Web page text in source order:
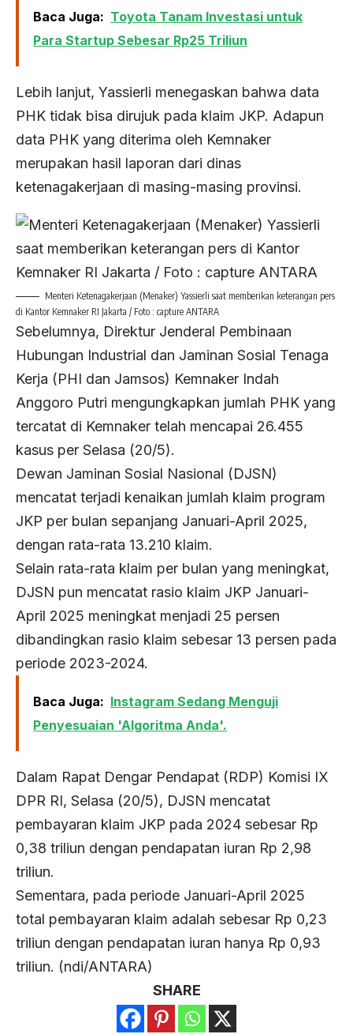
Baca Juga: Toyota Tanam Investasi untuk
Para Startup Sebesar Rp25 Triliun
Lebih lanjut, Yassierli menegaskan bahwa data
PHK tidak bisa dirujuk pada klaim JKP. Adapun
data PHK yang diterima oleh Kemnaker
merupakan hasil laporan dari dinas
ketenagakerjaan di masing-masing provinsi.
Menteri Ketenagakerjaan (Menaker) Yassierli saat memberikan keterangan pers
di Kantor Kemnaker RI Jakarta / Foto : capture ANTARA
Sebelumnya, Direktur Jenderal Pembinaan
Hubungan Industrial dan Jaminan Sosial Tenaga
Kerja (PHI dan Jamsos) Kemnaker Indah
Anggoro Putri mengungkapkan jumlah PHK yang
tercatat di Kemnaker telah mencapai 26.455
kasus per Selasa (20/5).
Dewan Jaminan Sosial Nasional (DJSN)
mencatat terjadi kenaikan jumlah klaim program
JKP per bulan sepanjang Januari-April 2025,
dengan rata-rata 13.210 klaim.
Selain rata-rata klaim per bulan yang meningkat,
DJSN pun mencatat rasio klaim JKP Januari-
April 2025 meningkat menjadi 25 persen
dibandingkan rasio klaim sebesar 13 persen pada
periode 2023-2024.
Baca Juga: Instagram Sedang Menguji
Penyesuaian 'Algoritma Anda'.
Dalam Rapat Dengar Pendapat (RDP) Komisi IX
DPR RI, Selasa (20/5), DJSN mencatat
pembayaran klaim JKP pada 2024 sebesar Rp
0,38 triliun dengan pendapatan iuran Rp 2,98
triliun.
Sementara, pada periode Januari-April 2025
total pembayaran klaim adalah sebesar Rp 0,23
triliun dengan pendapatan iuran hanya Rp 0,93
triliun. (ndi/ANTARA)
SHARE